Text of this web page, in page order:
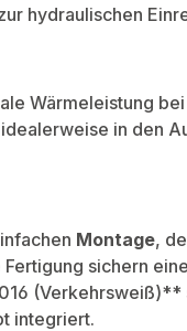
hydraulischen
Wärmeleistung
in den
Montage,
sichern
integriert.